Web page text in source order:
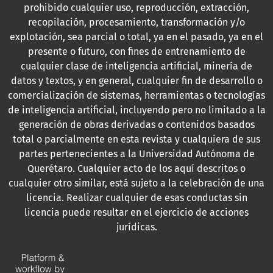
prohibido cualquier uso, reproducción, extracción,
recopilación, procesamiento, transformación y/o
explotación, sea parcial o total, ya en el pasado, ya en el
presente o futuro, con fines de entrenamiento de
cualquier clase de inteligencia artificial, minería de
datos y textos, y en general, cualquier fin de desarrollo o
comercialización de sistemas, herramientas o tecnologías
de inteligencia artificial, incluyendo pero no limitado a la
generación de obras derivadas o contenidos basados
total o parcialmente en esta revista y cualquiera de sus
partes pertenecientes a la Universidad Autónoma de
Querétaro. Cualquier acto de los aquí descritos o
cualquier otro similar, está sujeto a la celebración de una
licencia. Realizar cualquier de esas conductas sin
licencia puede resultar en el ejercicio de acciones
jurídicas.